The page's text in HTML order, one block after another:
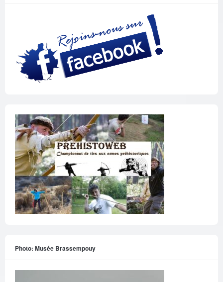
Photo: Musée Brassempouy